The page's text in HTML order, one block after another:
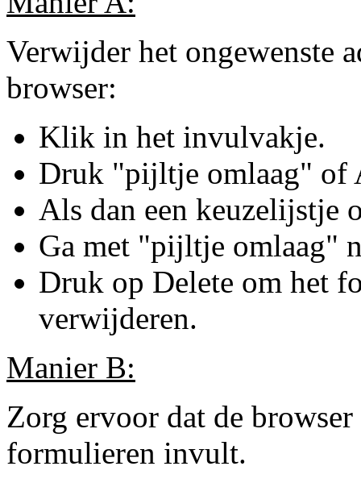
Verwijder het ongewenste
browser:
Klik in het invulvakje.
Druk "pijltje omlaag"
Als dan een keuzelijstje
Ga met "pijltje omlaag"
Druk op Delete om het
verwijderen.
Manier B:
Zorg ervoor dat de
formulieren invult.